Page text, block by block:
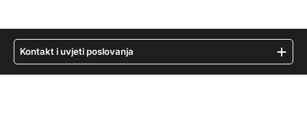
Kontakt i uvjeti poslovanja